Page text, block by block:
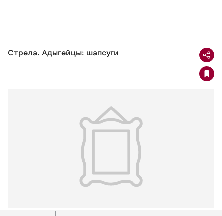
Стрела. Адыгейцы: шапсуги